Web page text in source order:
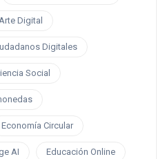
Arte Digital
Digitales
Social
Economía Circular
AI Educación Online